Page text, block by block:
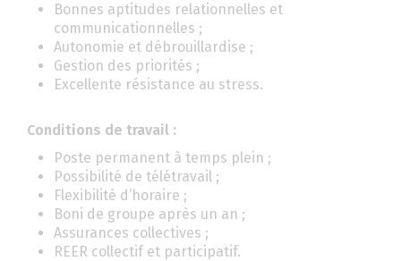
Bonnes aptitudes relationnelles et
communicationnelles ;
Autonomie et débrouillardise ;
Gestion des priorités ;
Excellente résistance au stress.
Conditions de travail :
Poste permanent à temps plein ;
Possibilité de télétravail ;
Flexibilité d’horaire ;
Boni de groupe après un an ;
Assurances collectives ;
REER collectif et participatif.